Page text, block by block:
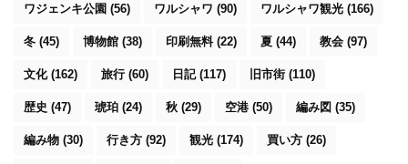
ワジェンキ公園 (56) ワルシャワ (90) ワルシャワ観光 (166)
冬 (45) 博物館 (38) 印刷無料(22) 夏 (44) 教会 (97)
文化(162) 旅行 (60) 日記(117) 旧市街 (110)
歴史 (47) 琥珀 (24) 秋 (29) 空港 (50) 編み図 (35)
編み物 (30) 行き方 (92) 観光 (174) 買い方 (26)